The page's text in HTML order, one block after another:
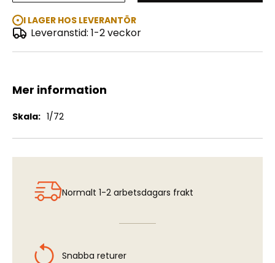
I LAGER HOS LEVERANTÖR
Leveranstid: 1-2 veckor
Messerschmitt Bf109E-3
Mer information
Mer
1/72
Normalt 1-2 arbetsdagars frakt
Snabba returer